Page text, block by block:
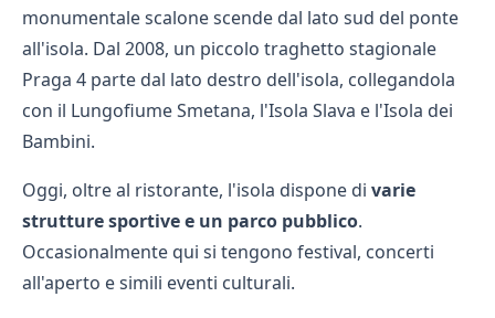
monumentale scalone scende dal lato sud del ponte
all'isola. Dal 2008, un piccolo traghetto stagionale
Praga 4 parte dal lato destro dell'isola, collegandola
con il Lungofiume Smetana, l'Isola Slava e l'Isola dei
Bambini.
Oggi, oltre al ristorante, l'isola dispone di varie
strutture sportive e un parco pubblico.
Occasionalmente qui si tengono festival, concerti
all'aperto e simili eventi culturali.